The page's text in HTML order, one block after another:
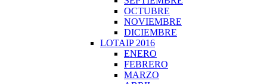
OCTUBRE
NOVIEMBRE
DICIEMBRE
LOTAIP 2016
ENERO
FEBRERO
MARZO